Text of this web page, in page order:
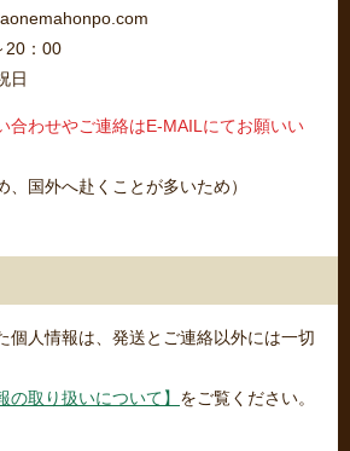
20：00
日
合わせやご連絡はE-MAILにてお願いい
、国外へ赴くことが多いため）
個人情報は、発送とご連絡以外には一切
の取り扱いについて】 をご覧ください。